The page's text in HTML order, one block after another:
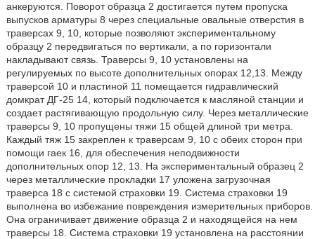
анкеруются. Поворот образца 2 достигается путем пропуска
выпусков арматуры 8 через специальные овальные отверстия в
траверсах 9, 10, которые позволяют экспериментальному
образцу 2 передвигаться по вертикали, а по горизонтали
накладывают связь. Траверсы 9, 10 установлены на
регулируемых по высоте дополнительных опорах 12,13. Между
траверсой 10 и пластиной 11 помещается гидравлический
домкрат ДГ-25 14, который подключается к масляной станции и
создает растягивающую продольную силу. Через металлические
траверсы 9, 10 пропущены тяжи 15 общей длиной три метра.
Каждый тяж 15 закреплен к траверсам 9, 10 с обеих сторон при
помощи гаек 16, для обеспечения неподвижности
дополнительных опор 12, 13. На экспериментальный образец 2
через металлические прокладки 17 уложена загрузочная
траверса 18 с системой страховки 19. Система страховки 19
выполнена во избежание повреждения измерительных приборов.
Она ограничивает движение образца 2 и находящейся на нем
траверсы 18. Система страховки 19 установлена на расстоянии